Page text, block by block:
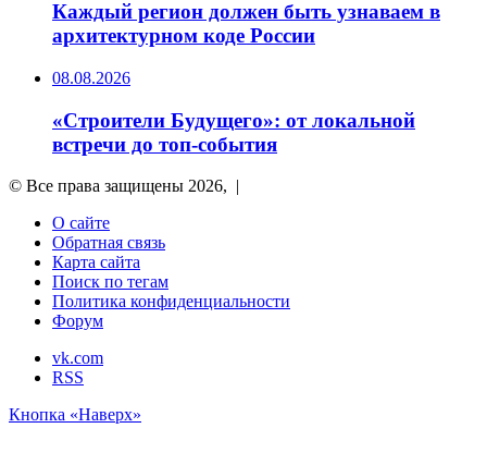
Каждый регион должен быть узнаваем в
архитектурном коде России
08.08.2026
«Строители Будущего»: от локальной
встречи до топ-события
© Все права защищены 2026, |
О сайте
Обратная связь
Карта сайта
Поиск по тегам
Политика конфиденциальности
Форум
vk.com
RSS
Кнопка «Наверх»